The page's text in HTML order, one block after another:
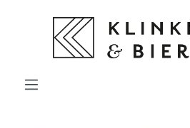
springen